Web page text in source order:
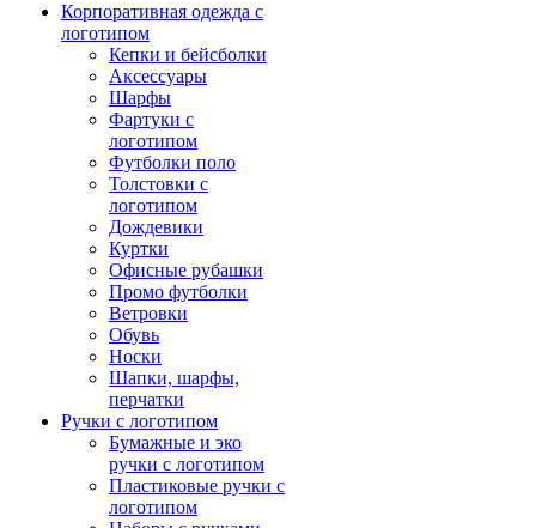
Корпоративная одежда с
логотипом
Кепки и бейсболки
Аксессуары
Шарфы
Фартуки с
логотипом
Футболки поло
Толстовки с
логотипом
Дождевики
Куртки
Офисные рубашки
Промо футболки
Ветровки
Обувь
Носки
Шапки, шарфы,
перчатки
Ручки с логотипом
Бумажные и эко
ручки с логотипом
Пластиковые ручки с
логотипом